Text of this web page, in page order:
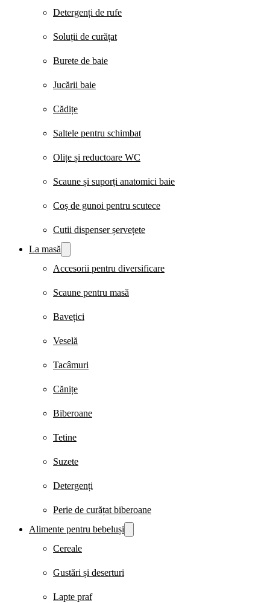
Detergenți de rufe
Soluții de curățat
Burete de baie
Jucării baie
Cădițe
Saltele pentru schimbat
Olițe și reductoare WC
Scaune și suporți anatomici baie
Coș de gunoi pentru scutece
Cutii dispenser șervețete
La masă
Accesorii pentru diversificare
Scaune pentru masă
Bavețici
Veselă
Tacâmuri
Cănițe
Biberoane
Tetine
Suzete
Detergenți
Perie de curățat biberoane
Alimente pentru bebeluși
Cereale
Gustări și deserturi
Lapte praf